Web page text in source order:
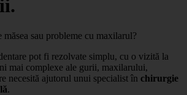
sau probleme cu maxilarul?
pot fi rezolvate simplu, cu o vizită la
mai complexe ale gurii, maxilarului,
necesită ajutorul unui specialist în chirurgie
.